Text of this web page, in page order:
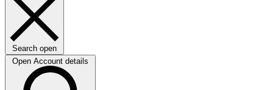
Search open
Open Account details